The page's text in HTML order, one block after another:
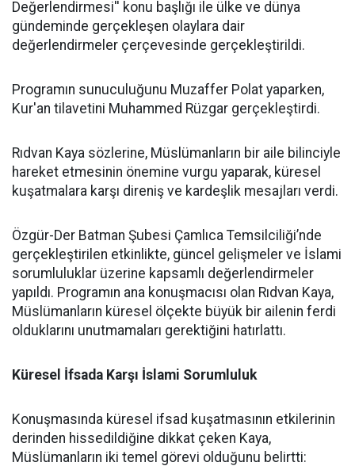
Değerlendirmesi'' konu başlığı ile ülke ve dünya
gündeminde gerçekleşen olaylara dair
değerlendirmeler çerçevesinde gerçekleştirildi.
Programın sunuculuğunu Muzaffer Polat yaparken,
Kur'an tilavetini Muhammed Rüzgar gerçekleştirdi.
Rıdvan Kaya sözlerine, Müslümanların bir aile bilinciyle
hareket etmesinin önemine vurgu yaparak, küresel
kuşatmalara karşı direniş ve kardeşlik mesajları verdi.
Özgür-Der Batman Şubesi Çamlıca Temsilciliği’nde
gerçekleştirilen etkinlikte, güncel gelişmeler ve İslami
sorumluluklar üzerine kapsamlı değerlendirmeler
yapıldı. Programın ana konuşmacısı olan Rıdvan Kaya,
Müslümanların küresel ölçekte büyük bir ailenin ferdi
olduklarını unutmamaları gerektiğini hatırlattı.
Küresel İfsada Karşı İslami Sorumluluk
Konuşmasında küresel ifsad kuşatmasının etkilerinin
derinden hissedildiğine dikkat çeken Kaya,
Müslümanların iki temel görevi olduğunu belirtti: